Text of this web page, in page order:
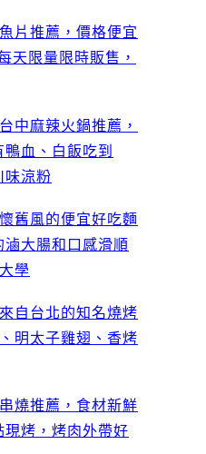
片推薦，價格便宜
天限量限時販售，
中麻辣火鍋推薦，
血、白飯吃到
味涼粉
舊風的便宜好吃麵
大腸和口感滑順
學
自台北的知名燒烤
明太子雞翅、香烤
燒推薦，食材新鮮
現烤，烤肉外帶好